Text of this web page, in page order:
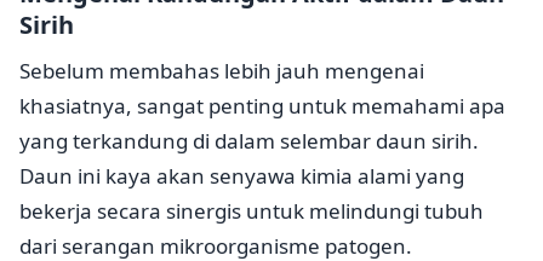
Sirih
Sebelum membahas lebih jauh mengenai
khasiatnya, sangat penting untuk memahami apa
yang terkandung di dalam selembar daun sirih.
Daun ini kaya akan senyawa kimia alami yang
bekerja secara sinergis untuk melindungi tubuh
dari serangan mikroorganisme patogen.